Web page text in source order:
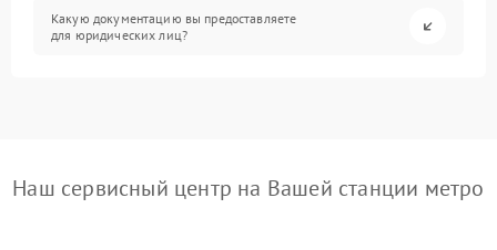
Какую документацию вы предоставляете
для юридических лиц?
Наш сервисный центр на Вашей станции метро